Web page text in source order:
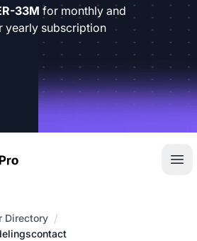
33M for monthly and
yearly subscription
Directory /